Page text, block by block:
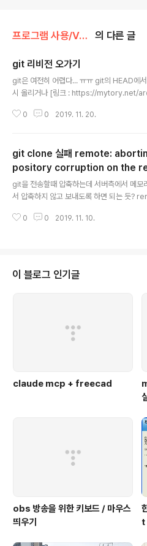
프로그램 사용/Version Control 의 다른 글
git 리비전 오가기
git은 여전히 어렵다... ㅠㅠ git의 HEAD에
시 올리거나 [링크 : https://mytory.net/
nonamedeveloper/초보용-git-되돌리
초-git-명령어-정리하기-
0 0 2019. 11. 20.
git clone 실패 remote:
pository corruption on the
git을 전송할때 압축하는데 서버측에서 메모
서 압축하지 않고 보내도록 하면 되는 듯
n on the remote side. fatal: 프로토콜 오
0 0 2019. 11. 10.
이 블로그 인기글
claude mcp + freecad
obs 방송을 위한 키보드 / 마우스
띄우기
t